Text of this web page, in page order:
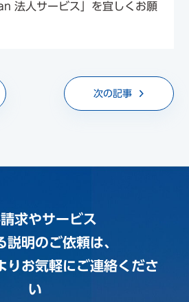
法人サービス」を宜しくお願
次の記事
求やサービス
説明のご依頼は、
りお気軽にご連絡くださ
い